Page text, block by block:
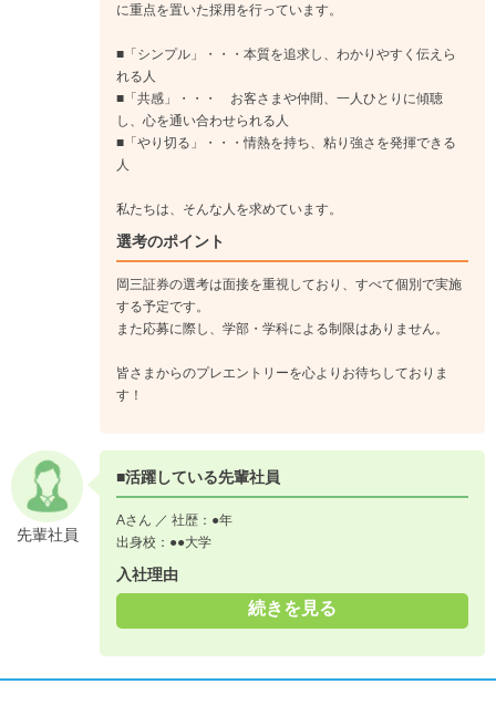
に重点を置いた採用を行っています。
■「シンプル」・・・本質を追求し、わかりやすく伝えら
れる人
■「共感」・・・ お客さまや仲間、一人ひとりに傾聴
し、心を通い合わせられる人
■「やり切る」・・・情熱を持ち、粘り強さを発揮できる
人
私たちは、そんな人を求めています。
選考のポイント
岡三証券の選考は面接を重視しており、すべて個別で実施
する予定です。
また応募に際し、学部・学科による制限はありません。
皆さまからのプレエントリーを心よりお待ちしておりま
す！
先輩社員
■活躍している先輩社員
Aさん ／ 社歴：●年
出身校：●●大学
入社理由
続きを見る